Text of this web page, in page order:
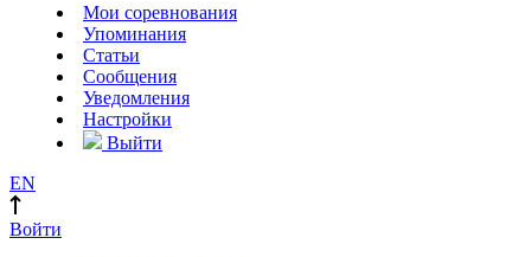
Мои соревнования
Упоминания
Статьи
Сообщения
Уведомления
Настройки
Выйти
EN
Войти